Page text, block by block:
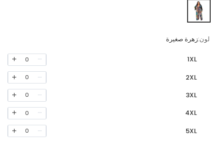
لون:زهرة صغيرة
1XL
0
2XL
0
3XL
0
4XL
0
5XL
0